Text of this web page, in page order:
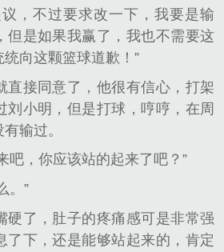
，不过要求改一下，我要是输
但是如果我赢了，我也不需要这
向这颗篮球道歉！”
直接同意了，他很有信心，打架
刘小明，但是打球，哼哼，在周
输过。
吧，你应该站的起来了吧？”
。”
硬了，肚子的疼痛感可是非常强
了下，还是能够站起来的，肯定